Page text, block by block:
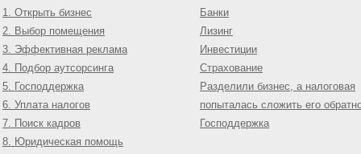
1. Открыть бизнес
2. Выбор помещения
3. Эффективная реклама
4. Подбор аутсорсинга
5. Господдержка
6. Уплата налогов
7. Поиск кадров
8. Юридическая помощь
Банки
Лизинг
Инвестиции
Страхование
Разделили бизнес, а налоговая
попыталась сложить его
Господдержка